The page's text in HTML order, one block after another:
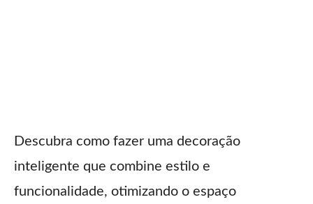
Descubra como fazer uma decoração
inteligente que combine estilo e
funcionalidade, otimizando o espaço